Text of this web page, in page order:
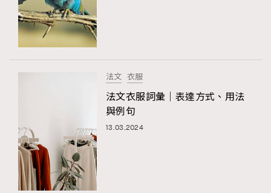
AFrenchMind
EmpowerF
FashionWeek
法文 衣服
法文衣服詞彙｜表達方式、用法
與例句
13.03.2024